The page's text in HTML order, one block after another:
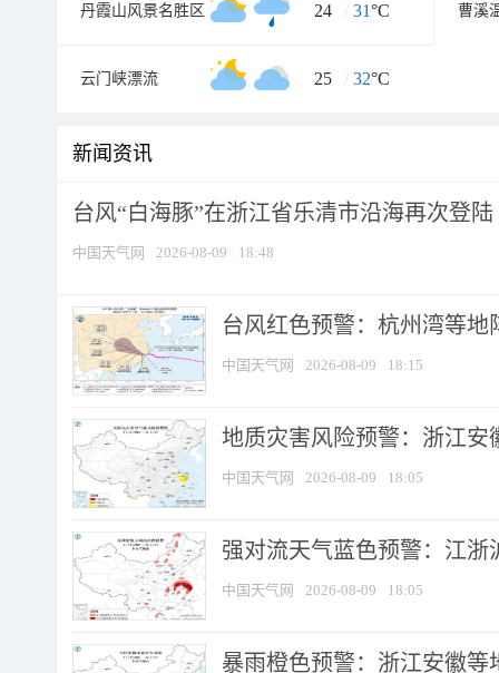
丹霞山风景名胜区 24 / 31°C
云门峡漂流 25 / 32°C
新闻资讯
台风“白海豚”在浙江省乐清市沿海再次登陆
中国天气网 2026-08-09 18:48
台风红色预警：杭州湾等地
中国天气网 2026-08-09 18:15
地质灾害风险预警：浙江安
中国天气网 2026-08-09 18:05
强对流天气蓝色预警：江浙
中国天气网 2026-08-09 18:05
暴雨橙色预警：浙江安徽等